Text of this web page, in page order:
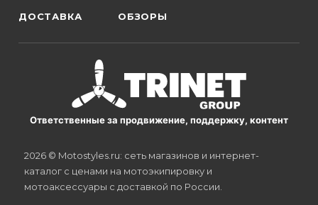
ДОСТАВКА ОБЗОРЫ
Ответственные за продвижение, поддержку, контент
2026 © Motostyles.ru: сеть магазинов и интернет-
каталог с ценами на мотоэкипировку и
мотоаксессуары с доставкой по России.